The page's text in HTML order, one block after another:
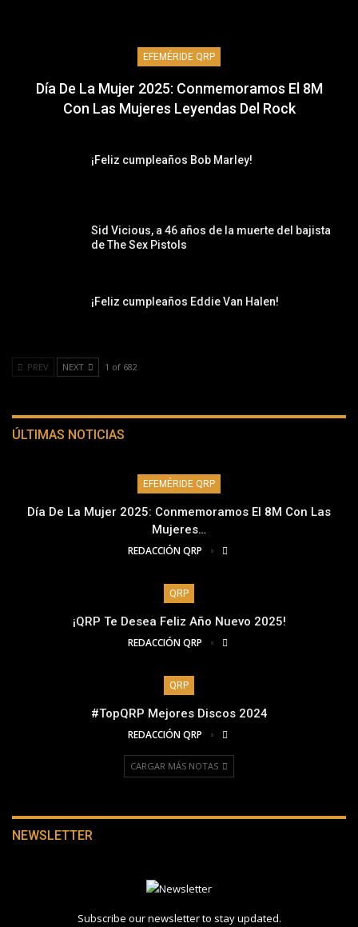
EFEMÉRIDE QRP
Día De La Mujer 2025: Conmemoramos El 8M
Con Las Mujeres Leyendas Del Rock
¡Feliz cumpleaños Bob Marley!
Sid Vicious, a 46 años de la muerte del bajista
de The Sex Pistols
¡Feliz cumpleaños Eddie Van Halen!
PREV NEXT 1 of 682
ÚLTIMAS NOTICIAS
EFEMÉRIDE QRP
Día De La Mujer 2025: Conmemoramos El 8M Con Las
Mujeres…
REDACCIÓN QRP
QRP
¡QRP Te Desea Feliz Año Nuevo 2025!
REDACCIÓN QRP
QRP
#TopQRP Mejores Discos 2024
REDACCIÓN QRP
CARGAR MÁS NOTAS
NEWSLETTER
Subscribe our newsletter to stay updated.